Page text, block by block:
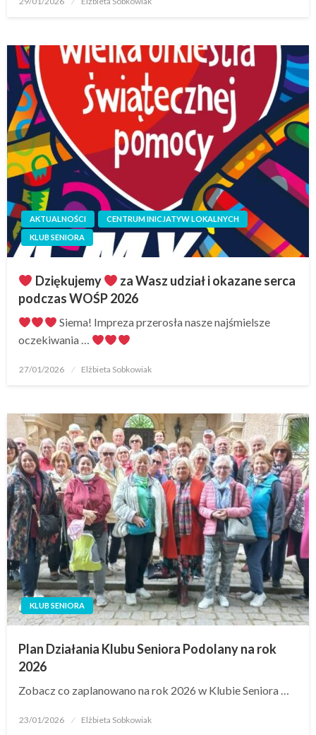
AKTUALNOŚCI
CENTRUM INICJATYW LOKALNYCH
KLUB SENIORA
Dziękujemy
za Wasz udział i okazane serca
podczas WOŚP 2026
Siema! Impreza przerosła nasze najśmielsze
oczekiwania …
27/01/2026 Elżbieta Sobkowiak
KLUB SENIORA
Plan Działania Klubu Seniora Podolany na rok
2026
Zobacz co zaplanowano na rok 2026 w Klubie Seniora …
23/01/2026 Elżbieta Sobkowiak